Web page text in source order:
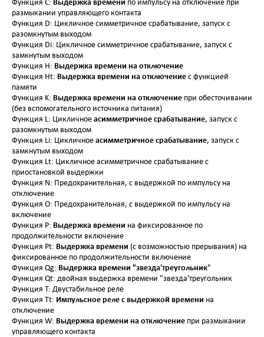
размыкании управляющего контакта
Функция D: Цикличное симметричное срабатывание, запуск с
разомкнутым выходом
Функция Di: Цикличное симметричное срабатывание, запуск с
замкнутым выходом
Функция H: Выдержка времени на отключение
Функция Ht: Выдержка времени на отключениес функцией
памяти
Функция K: Выдержка времени на отключение при обесточивании
(без вспомогательного источника питания)
Функция L: Цикличноеасимметричное срабатывание, запуск с
разомкнутым выходом
Функция Li: Цикличноеасимметричное срабатывание, запуск с
замкнутым выходом
Функция Lt: Цикличное асимметричное срабатывание с
приостановкой выдержки
Функция N: Предохранительная, с выдержкой по импульсу на
отключение
Функция O: Предохранительная, с выдержкой по импульсу на
включение
Функция P: Выдержка времени на фиксированное по
продолжительности включение
Функция Pt: Выдержка времени (с возможностью прерывания) на
фиксированное по продолжительности включение
Функция Qg: Выдержка времени "звезда'треугольник"
Функция Qt: двойная выдержка времени "звезда'треугольник
Функция T: Двустабильное реле
Функция Tt: Импульсное реле с выдержкой времени на
отключение
Функция W: Выдержка времени на отключение при размыкании
управляющего контакта